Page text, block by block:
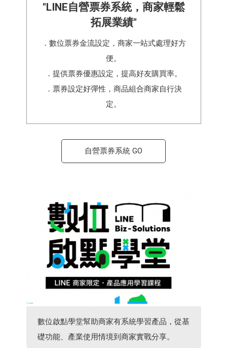
"LINE自營票券系統，商家輕鬆
拓展業績"
．數位票券金流設定，商家一站式處理好方
便。
．提供票券優惠設定，提高好友購買率。
．票券設定好彈性，商品組合商家自行決
定。
自營票券系統 GO
數位啟點學堂幫助商家有系統學習產品，從基
礎功能、產業使用情境到商家實戰分享。